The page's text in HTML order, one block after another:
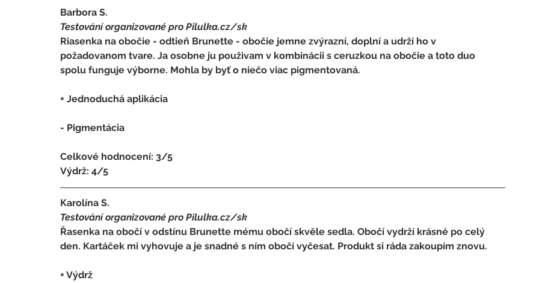
Barbora S.
Testování organizované pro Pilulka.cz/sk
Riasenka na obočie - odtieň Brunette - obočie jemne zvýrazní, doplní a udrží ho v
požadovanom tvare. Ja osobne ju použivam v kombinácii s ceruzkou na obočie a toto duo
spolu funguje výborne. Mohla by byť o niečo viac pigmentovaná.
+ Jednoduchá aplikácia
- Pigmentácia
Celkové hodnocení: 3/5
Výdrž: 4/5
Karolína S.
Testování organizované pro Pilulka.cz/sk
Řasenka na obočí v odstínu Brunette mému obočí skvěle sedla. Obočí vydrží krásné po celý
den. Kartáček mi vyhovuje a je snadné s ním obočí vyčesat. Produkt si ráda zakoupím znovu.
+ Výdrž